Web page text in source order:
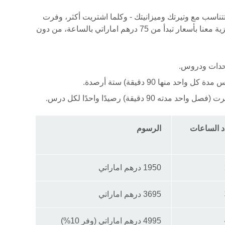
مع وتيرتك وميزانيتك - وكلما اشتريت أكثر، وفرت
أموالاً أكثر. بإمكانك أن تتعلم اللغة الإنجليزية معنا بأسعار تبدأ من 75 درهم اماراتي بالساعة، من دون
وحدات ودروس.
90 دقيقة‬) ستة أرصدة.
دقيقة) رصيدًا واحدًا لكل درس.
الساعات الرسوم
1950 درهم اماراتي
3695 درهم اماراتي
4995 درهم اماراتي (وفر 10%)